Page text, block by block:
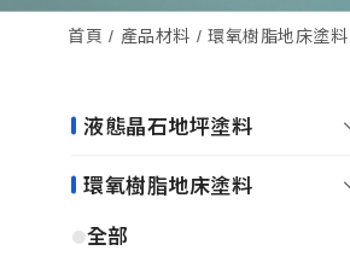
首頁 產品材料 環氧樹脂地床塗料
液態晶石地坪塗料
環氧樹脂地床塗料
全部